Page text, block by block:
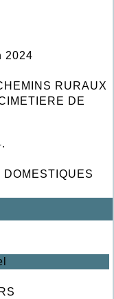
2024
RURAUX
DE